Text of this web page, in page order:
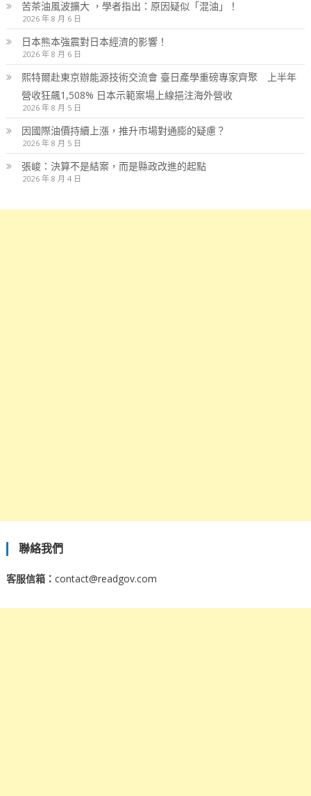
苦茶油風波擴大 ，學者指出：原因疑似「混油」！
2026 年 8 月 6 日
日本熊本強震對日本經濟的影響！
2026 年 8 月 6 日
熙特爾赴東京辦能源技術交流會 臺日產學重磅專家齊聚 上半年
營收狂飆1,508% 日本示範案場上線挹注海外營收
2026 年 8 月 5 日
因國際油價持續上漲，推升市場對通膨的疑慮？
2026 年 8 月 5 日
張峻：決算不是結案，而是縣政改進的起點
2026 年 8 月 4 日
聯絡我們
客服信箱： contact@readgov.com